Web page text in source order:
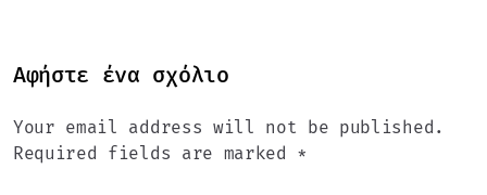
Αφήστε ένα σχόλιο
Your email address will not be published.
Required fields are marked *